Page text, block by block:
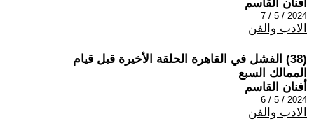
أفنان القاسم
2024 / 5 / 7
الادب والفن
(38) الفشل في القاهرة الحلقة الأخيرة قبل قيام
الممالك السبع
أفنان القاسم
2024 / 5 / 6
الادب والفن